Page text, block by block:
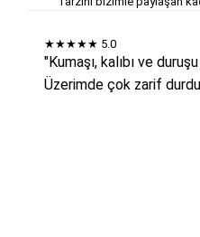
★★★★★ 5.0
"Kumaşı, kalıbı ve
Üzerimde çok zarif